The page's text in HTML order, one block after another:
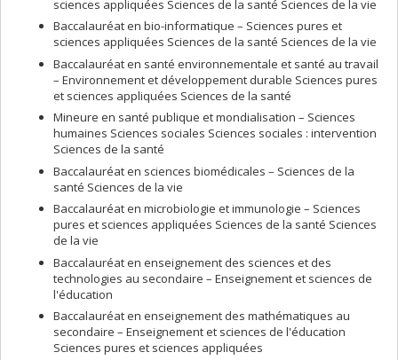
sciences appliquées Sciences de la santé Sciences de la vie
Baccalauréat en bio-informatique – Sciences pures et
sciences appliquées Sciences de la santé Sciences de la vie
Baccalauréat en santé environnementale et santé au travail
– Environnement et développement durable Sciences pures
et sciences appliquées Sciences de la santé
Mineure en santé publique et mondialisation – Sciences
humaines Sciences sociales Sciences sociales : intervention
Sciences de la santé
Baccalauréat en sciences biomédicales – Sciences de la
santé Sciences de la vie
Baccalauréat en microbiologie et immunologie – Sciences
pures et sciences appliquées Sciences de la santé Sciences
de la vie
Baccalauréat en enseignement des sciences et des
technologies au secondaire – Enseignement et sciences de
l'éducation
Baccalauréat en enseignement des mathématiques au
secondaire – Enseignement et sciences de l'éducation
Sciences pures et sciences appliquées